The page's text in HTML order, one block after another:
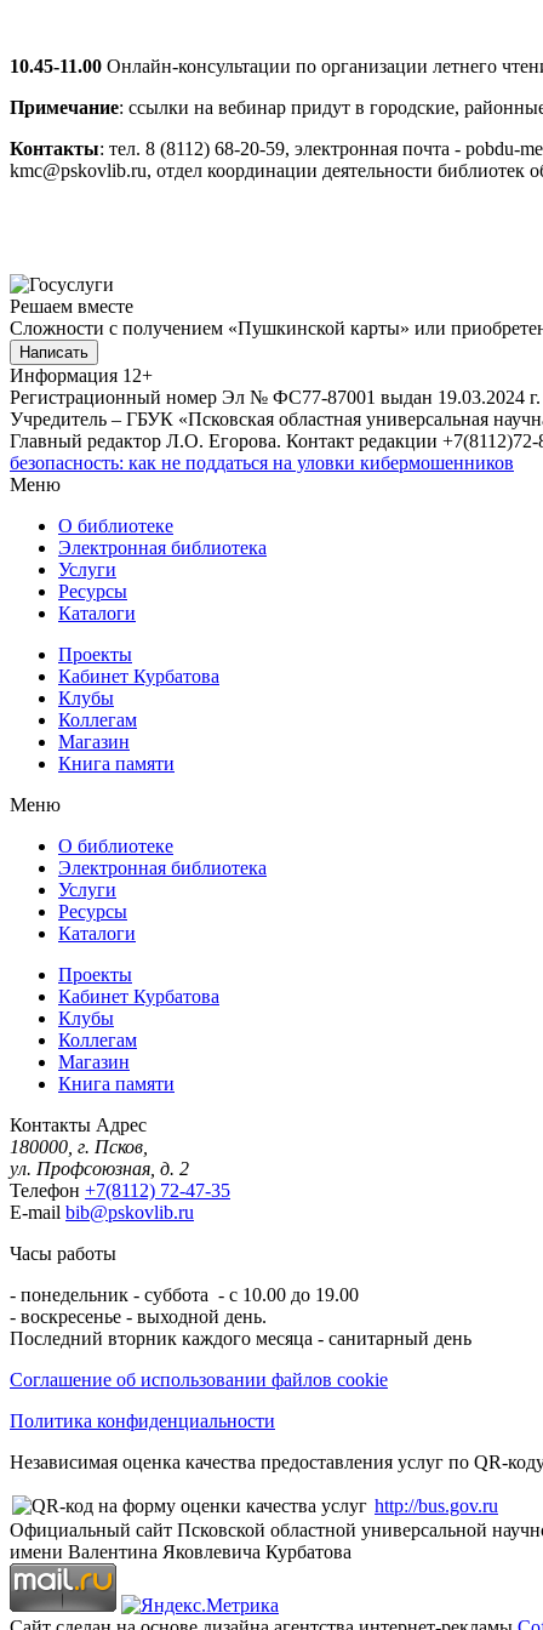
10.45-11.00 Онлайн-консультации по организации летнего
Примечание: ссылки на вебинар придут в городские,
Контакты: тел. 8 (8112) 68-20-59, электронная почта - pobdu-
kmc@pskovlib.ru, отдел координации деятельности библиотек
Решаем вместе
Сложности с получением «Пушкинской карты» или
Написать
Информация 12+
Регистрационный номер Эл № ФС77-87001 выдан 19.03.2024
Учредитель – ГБУК «Псковская областная универсальная
Главный редактор Л.О. Егорова. Контакт редакции
безопасность: как не поддаться на уловки кибермошенников
Меню
О библиотеке
Электронная библиотека
Услуги
Ресурсы
Каталоги
Проекты
Кабинет Курбатова
Клубы
Коллегам
Магазин
Книга памяти
Меню
О библиотеке
Электронная библиотека
Услуги
Ресурсы
Каталоги
Проекты
Кабинет Курбатова
Клубы
Коллегам
Магазин
Книга памяти
Контакты Адрес
180000, г. Псков,
ул. Профсоюзная, д. 2
Телефон +7(8112) 72-47-35
E-mail bib@pskovlib.ru
Часы работы
- понедельник - суббота - с 10.00 до 19.00
- воскресенье - выходной день.
Последний вторник каждого месяца - санитарный день
Соглашение об использовании файлов cookie
Политика конфиденциальности
Независимая оценка качества предоставления услуг по QR-
http://bus.gov.ru
Официальный сайт Псковской областной универсальной
имени Валентина Яковлевича Курбатова